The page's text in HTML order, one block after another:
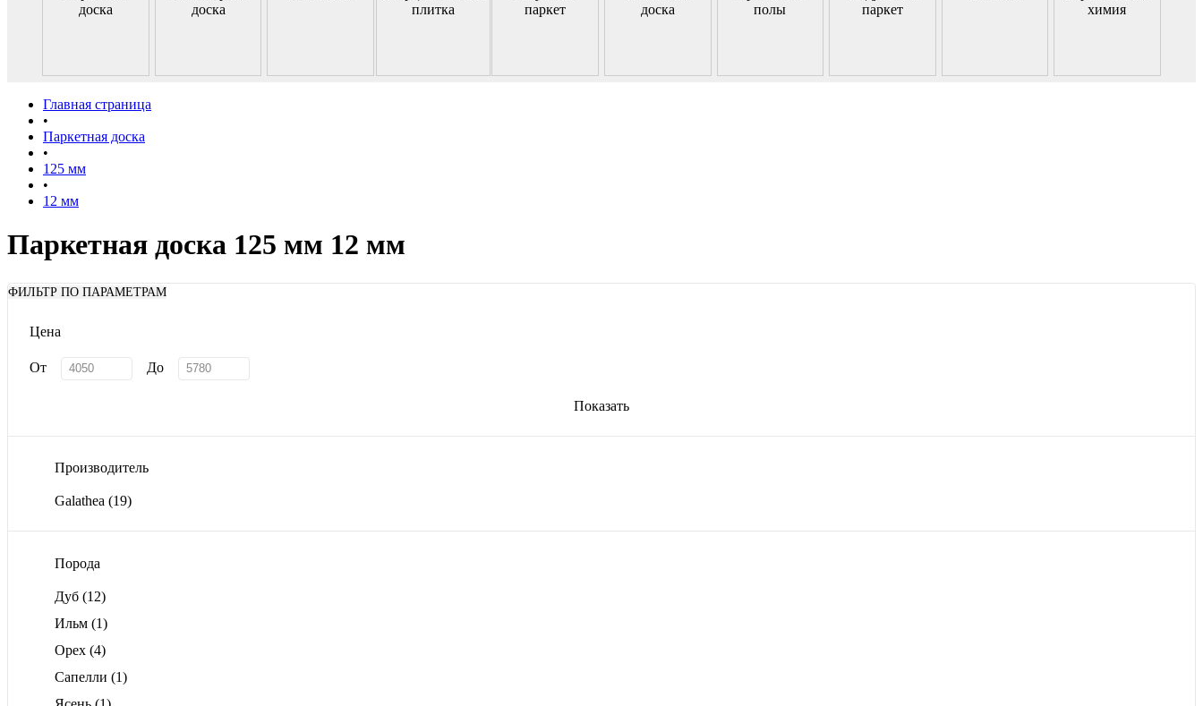
доска
доска
плитка
паркет
доска
полы
паркет
химия
Главная страница
•
Паркетная доска
•
125 мм
•
12 мм
Паркетная доска 125 мм 12 мм
ФИЛЬТР ПО ПАРАМЕТРАМ
Цена
От До
Показать
Производитель
Galathea (19)
Порода
Дуб (12)
Ильм (1)
Орех (4)
Сапелли (1)